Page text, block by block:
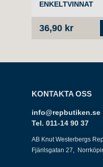
ENKELTVINNAT
36,90 kr
KONTAKTA OSS
info@repbutiken.se
Tel. 011-14 90 37
AB Knut Westerbergs
Fjärilsgatan 27,